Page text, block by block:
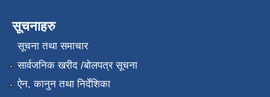
सूचनाहरु
सूचना तथा समाचार
सार्वजनिक खरीद /बोलपत्र सूचना
ऐन, कानुन तथा निर्देशिका